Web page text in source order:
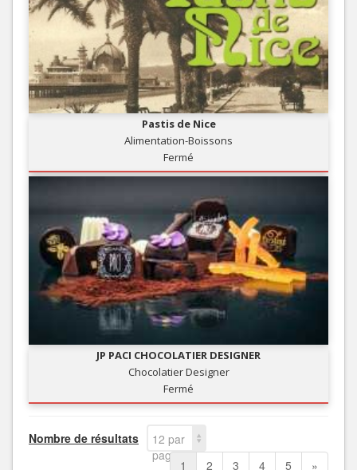
Pastis de Nice
Alimentation-Boissons
Fermé
JP PACI CHOCOLATIER DESIGNER
Chocolatier Designer
Fermé
Nombre de résultats
12 par
page
1 2 3 4 5 »